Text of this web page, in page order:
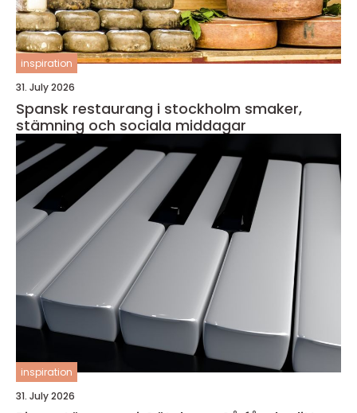
inspiration
31. July 2026
Spansk restaurang i stockholm smaker,
stämning och sociala middagar
inspiration
31. July 2026